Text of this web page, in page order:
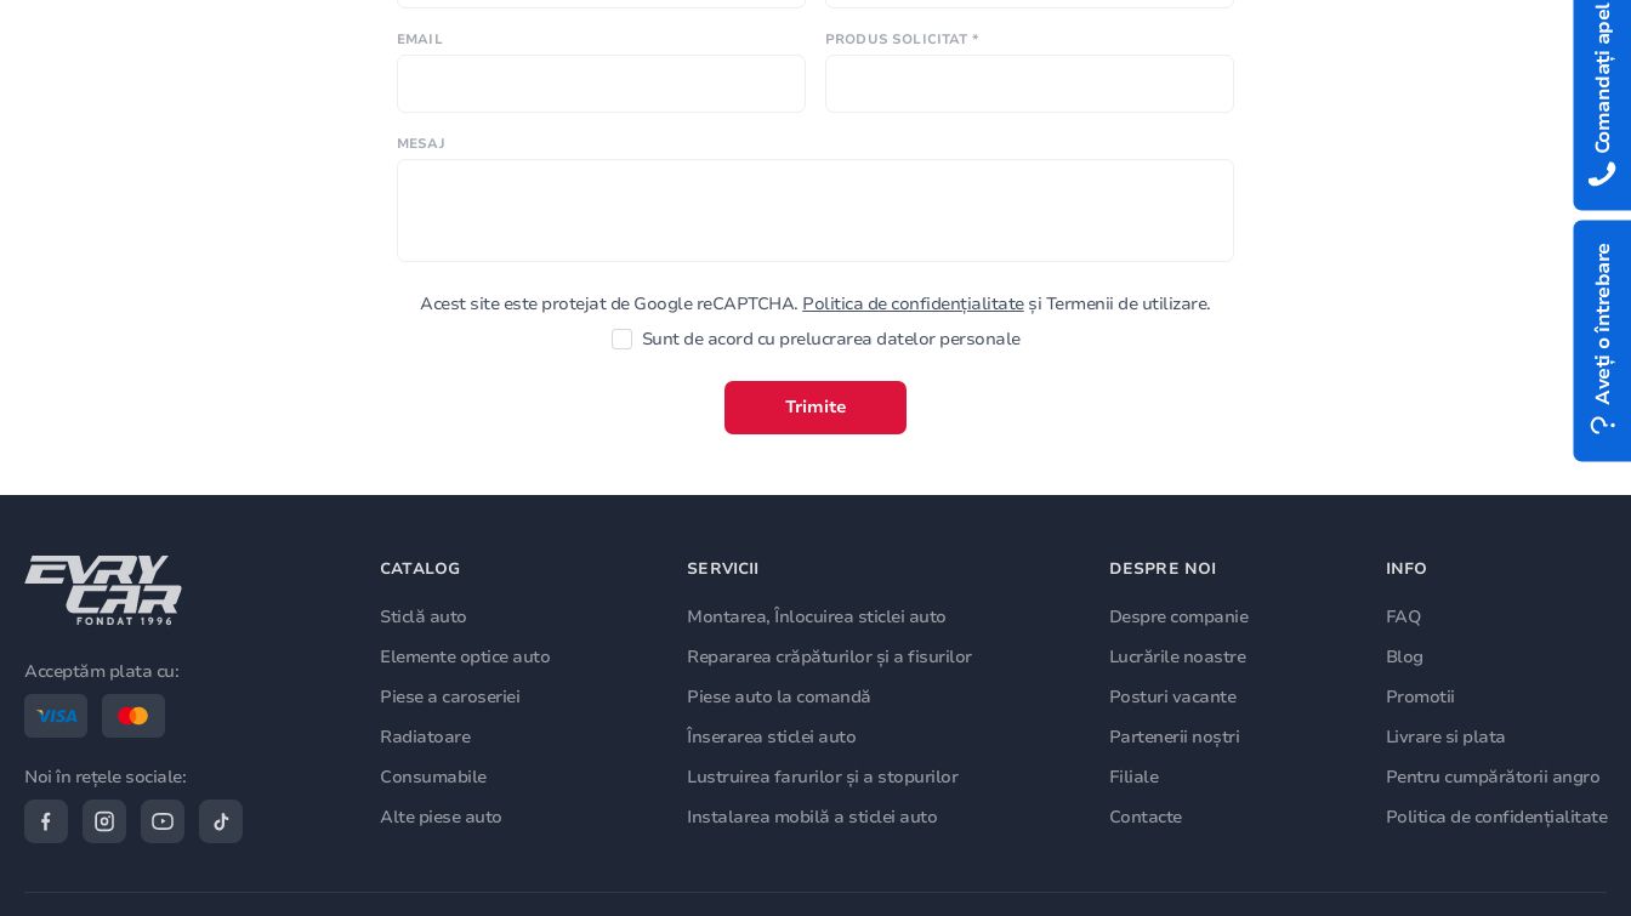
EMAIL PRODUS SOLICITAT *
MESAJ
Acest site este protejat de Google reCAPTCHA. Politica de confidențialitateși Termenii de utilizare.
Sunt de acord cu prelucrarea datelor personale
Trimite
Aveți o întrebare
Comandați apel
Acceptăm plata cu:
Noi în rețele sociale:
CATALOG
Sticlă auto
Elemente optice auto
Piese a caroseriei
Radiatoare
Consumabile
Alte piese auto
SERVICII
Montarea, Înlocuirea sticlei auto
Repararea crăpăturilor și a fisurilor
Piese auto la comandă
Înserarea sticlei auto
Lustruirea farurilor și a stopurilor
Instalarea mobilă a sticlei auto
DESPRE NOI
Despre companie
Lucrările noastre
Posturi vacante
Partenerii noștri
Filiale
Contacte
INFO
FAQ
Blog
Promotii
Livrare si plata
Pentru cumpărătorii angro
Politica de confidențialitate